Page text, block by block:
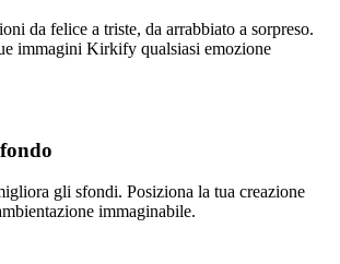
da felice a triste, da arrabbiato a sorpreso.
immagini Kirkify qualsiasi emozione
gli sfondi. Posiziona la tua creazione
immaginabile.